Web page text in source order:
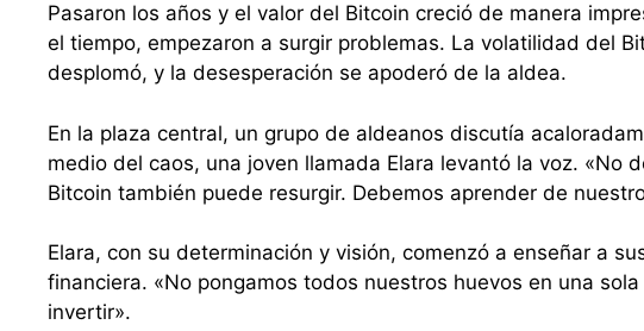
Pasaron los años y el valor del Bitcoin creció de manera
el tiempo, empezaron a surgir problemas. La volatilidad del
desplomó, y la desesperación se apoderó de la aldea.
En la plaza central, un grupo de aldeanos discutía
medio del caos, una joven llamada Elara levantó la voz. «No
Bitcoin también puede resurgir. Debemos aprender de
Elara, con su determinación y visión, comenzó a enseñar a
financiera. «No pongamos todos nuestros huevos en una
invertir».